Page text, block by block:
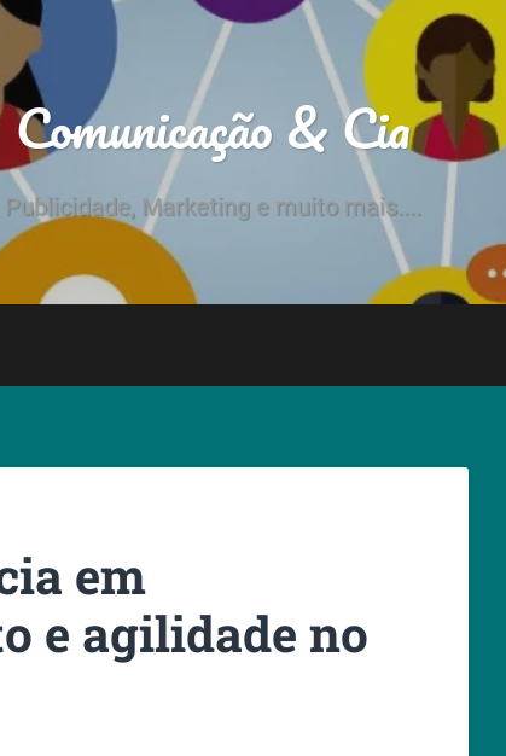
Comunicação & Cia
Publicidade, Marketing e muito mais....
em
e agilidade no